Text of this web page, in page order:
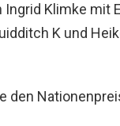
Klimke mit
K und
den